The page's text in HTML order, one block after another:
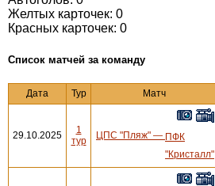
Желтых карточек: 0
Красных карточек: 0
Cписок матчей за команду
Дата Тур Матч
29.10.2025
1
тур
ЦПС "Пляж" — ПФК
"Кристалл"